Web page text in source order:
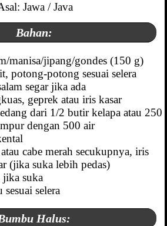
Jawa / Java
Bahan:
manisa/jipang/gondes (150 g)
potong-potong sesuai selera
segar jika ada
geprek atau iris kasar
dari 1/2 butir kelapa atau 250
dengan 500 air
cabe merah secukupnya, iris
(jika suka lebih pedas)
jika suka
sesuai selera
Halus: